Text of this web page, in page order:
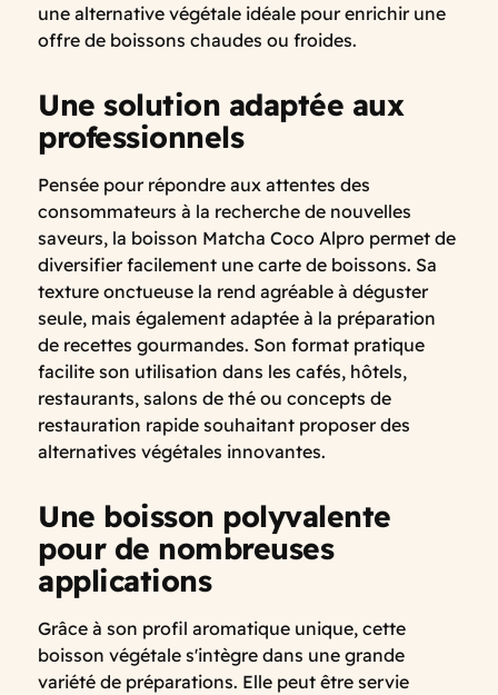
une alternative végétale idéale pour enrichir une
offre de boissons chaudes ou froides.
Une solution adaptée aux
professionnels
Pensée pour répondre aux attentes des
consommateurs à la recherche de nouvelles
saveurs, la boisson Matcha Coco Alpro permet de
diversifier facilement une carte de boissons. Sa
texture onctueuse la rend agréable à déguster
seule, mais également adaptée à la préparation
de recettes gourmandes. Son format pratique
facilite son utilisation dans les cafés, hôtels,
restaurants, salons de thé ou concepts de
restauration rapide souhaitant proposer des
alternatives végétales innovantes.
Une boisson polyvalente
pour de nombreuses
applications
Grâce à son profil aromatique unique, cette
boisson végétale s'intègre dans une grande
variété de préparations. Elle peut être servie